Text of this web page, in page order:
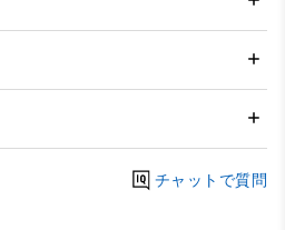
チャットで質問